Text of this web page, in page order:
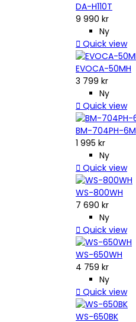
DA-H110T
9 990 kr
Ny
 Quick view
EVOCA-50MH
3 799 kr
Ny
 Quick view
BM-704PH-6M
1 995 kr
Ny
 Quick view
WS-800WH
7 690 kr
Ny
 Quick view
WS-650WH
4 759 kr
Ny
 Quick view
WS-650BK